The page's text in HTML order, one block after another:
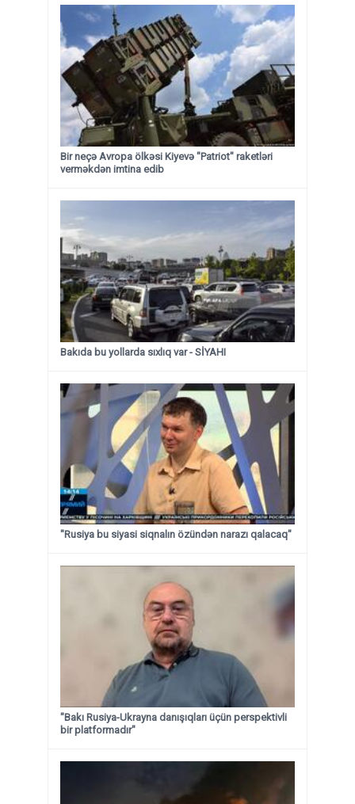
Bir neçə Avropa ölkəsi Kiyevə "Patriot" raketləri
verməkdən imtina edib
Bakıda bu yollarda sıxlıq var - SİYAHI
"Rusiya bu siyasi siqnalın özündən narazı qalacaq"
"Bakı Rusiya-Ukrayna danışıqları üçün perspektivli
bir platformadır"